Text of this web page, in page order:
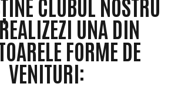
UNA DIN
FORME DE
VENITURI: